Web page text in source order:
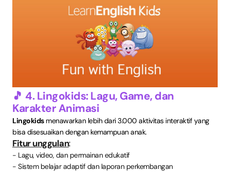
🎵 4. Lingokids: Lagu, Game, dan
Karakter Animasi
Lingokidsmenawarkan lebih dari 3.000 aktivitas interaktif yang
bisa disesuaikan dengan kemampuan anak.
Fitur unggulan:
- Lagu, video, dan permainan edukatif
- Sistem belajar adaptif dan laporan perkembangan